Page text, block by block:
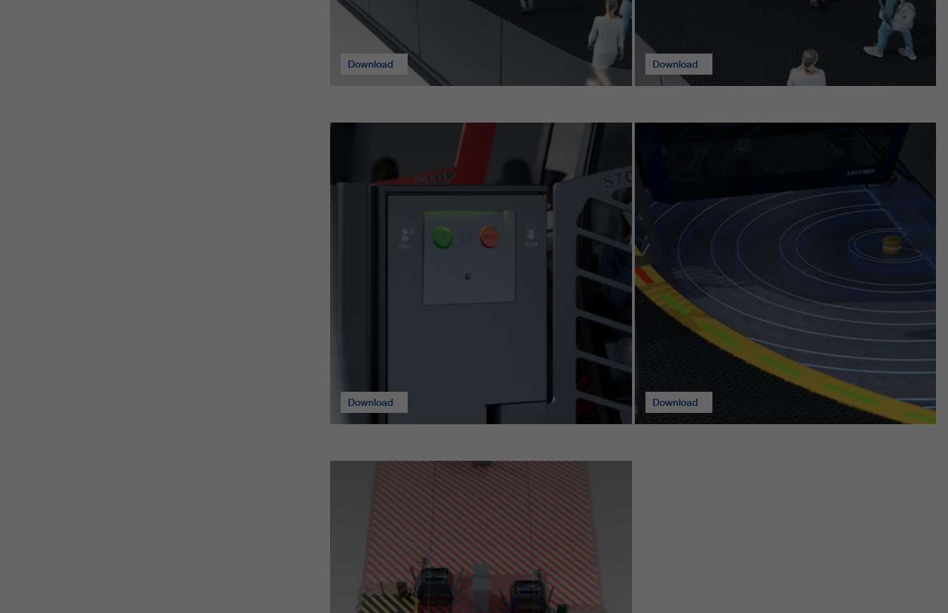
Download Download
Download Download
Name
sgalinski Cookie Opt In
30 jours
sélectionnés par l’utilisateur.
fournisseur
varie entre 2 ans et 6 mois, voire moins.
Ces cookies sont utilisés par Google Analytics
pour collecter différents types d’informations
trouverez de plus amples informations dans les
dispositions sur la protection des données de
Google Analytics sur
https://policies.google.com/privacy. qui nous
aident à améliorer nos sites Internet / nos
applications. Ces informations sont également
transmises à nos clients / partenaires.